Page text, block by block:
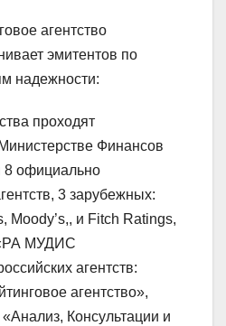
агентство
эмитентов по
надежности:
проходят
Финансов
8 официально
3 зарубежных:
Moody’s,, и Fitch Ratings,
МУДИС
агентств:
агентство»,
Консультации и